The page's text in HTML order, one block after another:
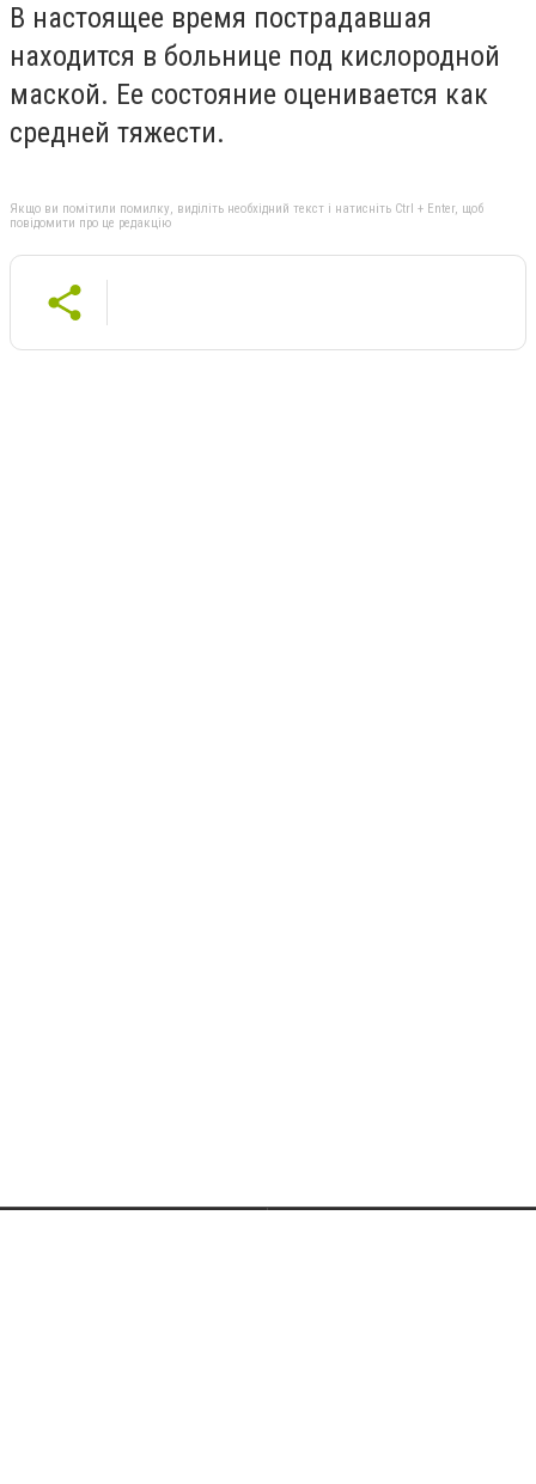
В настоящее время пострадавшая
находится в больнице под кислородной
маской. Ее состояние оценивается как
средней тяжести.
Якщо ви помітили помилку, виділіть необхідний текст і натисніть Ctrl + Enter, щоб
повідомити про це редакцію